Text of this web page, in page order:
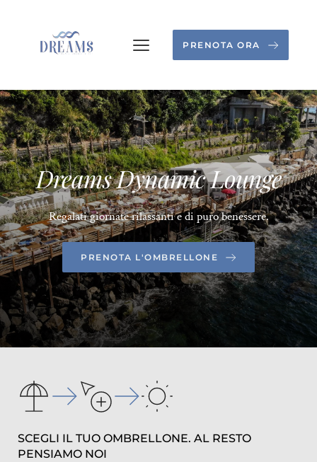
PRENOTA ORA
Dreams Dynamic Lounge
Regalati giornate rilassanti e di puro benessere.
PRENOTA L'OMBRELLONE
SCEGLI IL TUO OMBRELLONE. AL RESTO
PENSIAMO NOI